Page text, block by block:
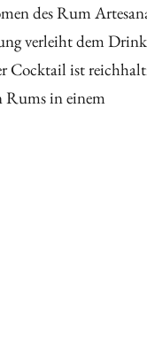
des Rum
verleiht dem Drink
Cocktail ist
Rums in einem